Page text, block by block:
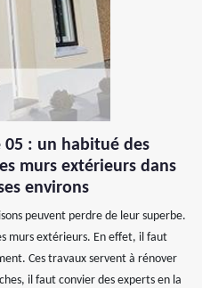
05 : un habitué des
murs extérieurs dans
environs
peuvent perdre de leur superbe.
murs extérieurs. En effet, il faut
Ces travaux servent à rénover
il faut convier des experts en la